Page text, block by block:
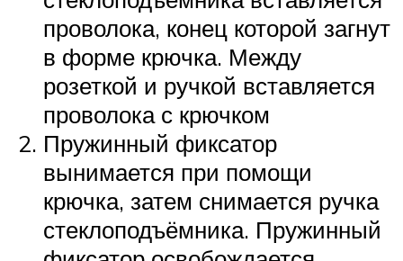
проволока, конец которой загнут
в форме крючка. Между
розеткой и ручкой вставляется
проволока с крючком
Пружинный фиксатор
вынимается при помощи
крючка, затем снимается ручка
стеклоподъёмника. Пружинный